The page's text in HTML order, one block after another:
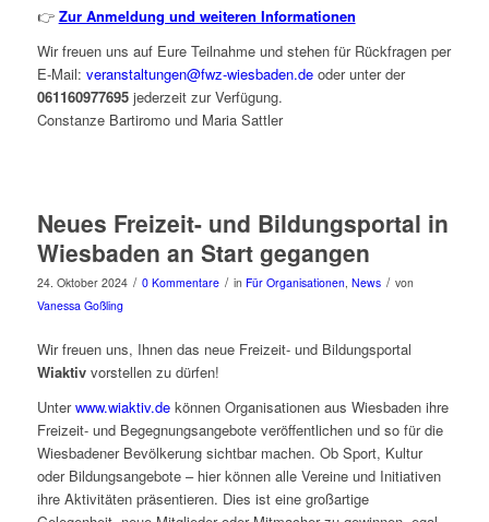
👉 Zur Anmeldung und weiteren Informationen
Wir freuen uns auf Eure Teilnahme und stehen für Rückfragen per
E-Mail: veranstaltungen@fwz-wiesbaden.deoder unter der
061160977695jederzeit zur Verfügung.
Constanze Bartiromo und Maria Sattler
Neues Freizeit- und Bildungsportal in
Wiesbaden an Start gegangen
24. Oktober 2024 / 0 Kommentare / in Für Organisationen, News / von
Vanessa Goßling
Wir freuen uns, Ihnen das neue Freizeit- und Bildungsportal
Wiaktivvorstellen zu dürfen!
Unterwww.wiaktiv.dekönnen Organisationen aus Wiesbaden ihre
Freizeit- und Begegnungsangebote veröffentlichen und so für die
Wiesbadener Bevölkerung sichtbar machen. Ob Sport, Kultur
oder Bildungsangebote – hier können alle Vereine und Initiativen
ihre Aktivitäten präsentieren. Dies ist eine großartige